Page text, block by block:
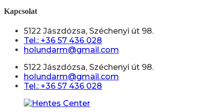
Kapcsolat
5122 Jászdózsa, Széchenyi út 98.
Tel.: +36 57 436 028
holundarm@gmail.com
5122 Jászdózsa, Széchenyi út 98.
holundarm@gmail.com
Tel.: +36 57 436 028